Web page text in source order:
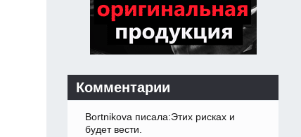
Комментарии
Bortnikova писала:Этих рисках и
будет вести.